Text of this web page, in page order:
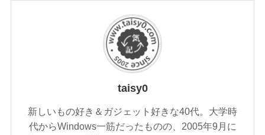
taisy0
新しいもの好き＆ガジェット好きな40代。大学時
代からWindows一筋だったものの、2005年9月に